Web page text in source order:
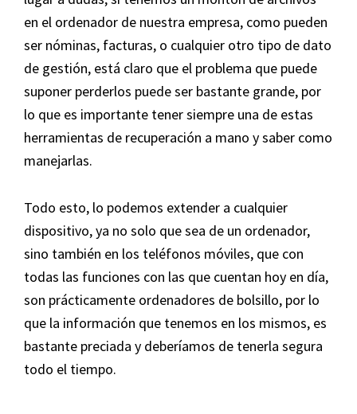
en el ordenador de nuestra empresa, como pueden
ser nóminas, facturas, o cualquier otro tipo de dato
de gestión, está claro que el problema que puede
suponer perderlos puede ser bastante grande, por
lo que es importante tener siempre una de estas
herramientas de recuperación a mano y saber como
manejarlas.
Todo esto, lo podemos extender a cualquier
dispositivo, ya no solo que sea de un ordenador,
sino también en los teléfonos móviles, que con
todas las funciones con las que cuentan hoy en día,
son prácticamente ordenadores de bolsillo, por lo
que la información que tenemos en los mismos, es
bastante preciada y deberíamos de tenerla segura
todo el tiempo.